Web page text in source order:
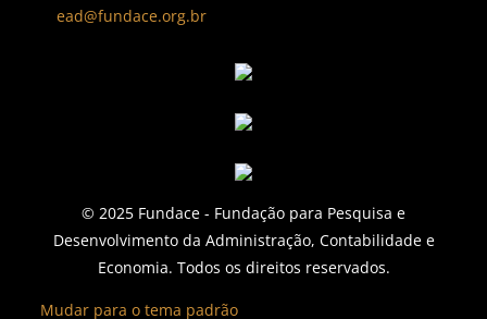
ead@fundace.org.br
© 2025 Fundace - Fundação para Pesquisa e
Desenvolvimento da Administração, Contabilidade e
Economia. Todos os direitos reservados.
Mudar para o tema padrão